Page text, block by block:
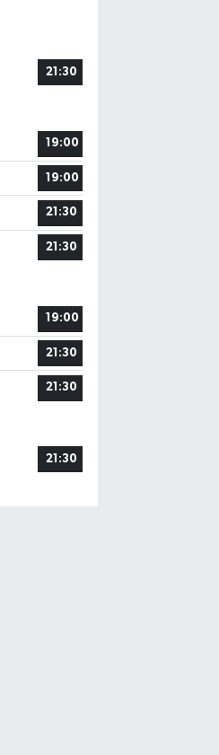
21:30
19:00
19:00
21:30
21:30
19:00
21:30
21:30
21:30